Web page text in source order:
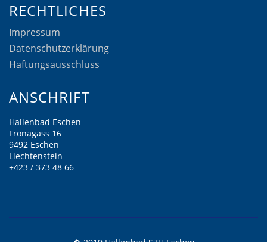
RECHTLICHES
Impressum
Datenschutzerklärung
Haftungsausschluss
ANSCHRIFT
Hallenbad Eschen
Fronagass 16
9492 Eschen
Liechtenstein
+423 / 373 48 66